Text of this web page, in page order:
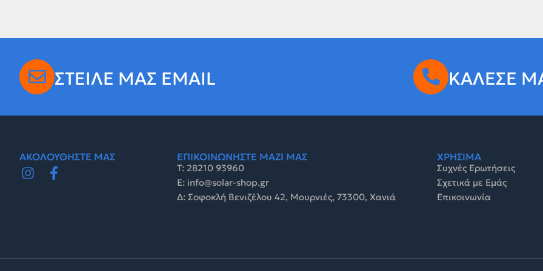
ΣΤΕΙΛΕ ΜΑΣ EMAIL ΚΑΛΕΣΕ
ΑΚΟΛΟΥΘΗΣΤΕ ΜΑΣ ΕΠΙΚΟΙΝΩΝΗΣΤΕ ΜΑΖΙ ΜΑΣ
Τ: 28210 93960
E: info@solar-shop.gr
Δ: Σοφοκλή Βενιζέλου 42, Μουρνιές, 73300, Χανιά
ΧΡΗΣΙΜΑ
Συχνές Ερωτήσεις
Σχετικά με Εμάς
Επικοινωνία